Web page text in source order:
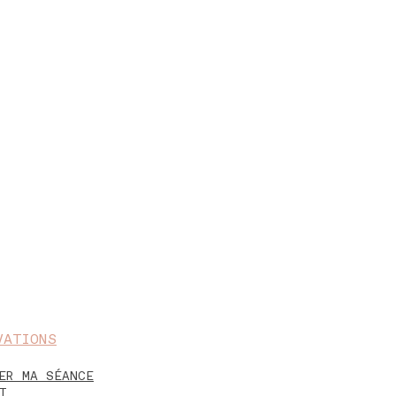
MA SÉANCE